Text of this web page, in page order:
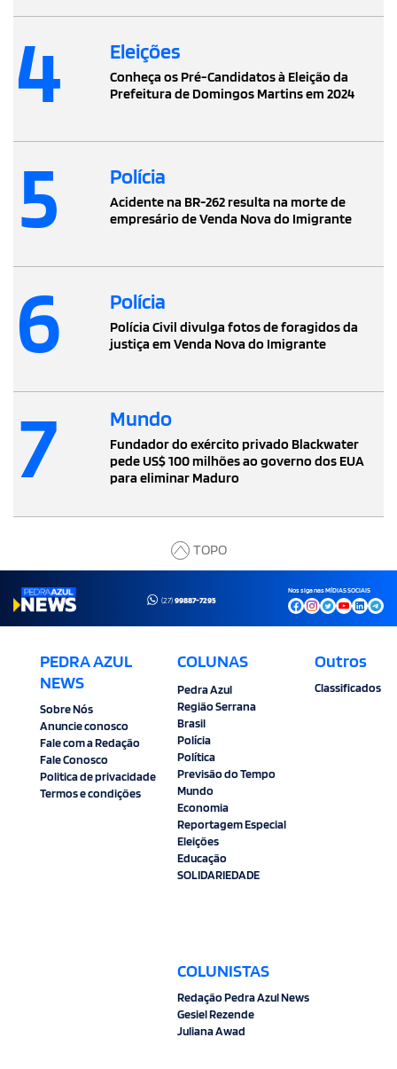
4 Eleições
Conheça os Pré-Candidatos à Eleição da
Prefeitura de Domingos Martins em 2024
5 Polícia
Acidente na BR-262 resulta na morte de
empresário de Venda Nova do Imigrante
6 Polícia
Polícia Civil divulga fotos de foragidos da
justiça em Venda Nova do Imigrante
7 Mundo
Fundador do exército privado Blackwater
pede US$ 100 milhões ao governo dos EUA
para eliminar Maduro
TOPO
(27)99887-7295
Nos siga nas MÍDIAS SOCIAIS
PEDRA AZUL
NEWS
Sobre Nós
Anuncie conosco
Fale com a Redação
Fale Conosco
Politica de privacidade
Termos e condições
COLUNAS
Pedra Azul
Região Serrana
Brasil
Polícia
Política
Previsão do Tempo
Mundo
Economia
Reportagem Especial
Eleições
Educação
SOLIDARIEDADE
COLUNISTAS
Redação Pedra Azul News
Gesiel Rezende
Juliana Awad
Outros
Classificados